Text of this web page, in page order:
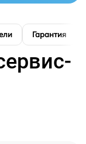
Гарантия